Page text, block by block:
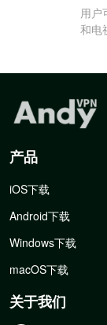
用户
和电
产品
iOS下载
Android下载
Windows下载
macOS下载
关于我们